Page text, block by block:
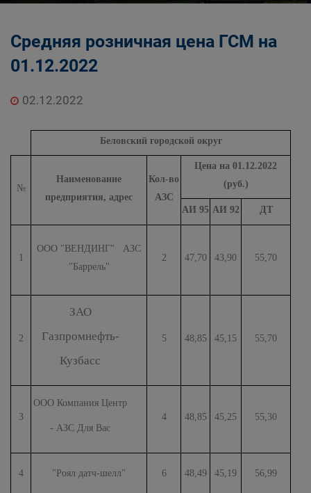
Отдел экономического анализа
Средняя розничная цена ГСМ на
01.12.2022
02.12.2022
Беловский городской округ
№
Наименование
предприятия, адрес
Кол-во
АЗС
Цена на 01.12.2022
(руб.)
АИ 95 АИ 92 ДТ
1
ООО "ВЕНДИНГ" АЗС
"Баррель"
2 47,70 43,90 55,70
2
ЗАО
Газпромнефть-
Кузбасс
5 48,85 45,15 55,70
3
ООО Компания Центр
- АЗС Для Вас
4 48,85 45,25 55,30
4 "Роял датч-шелл" 6 48,49 45,19 56,99